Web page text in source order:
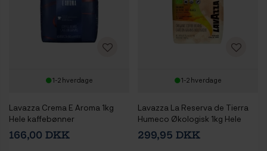
1-2 hverdage
Lavazza Crema E Aroma 1kg
Hele kaffebønner
166,00 DKK
1-2 hverdage
Lavazza La Reserva de Tierra
Humeco Økologisk 1kg Hele
kaffebønner
299,95 DKK